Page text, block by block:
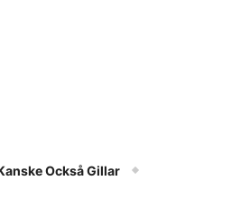
Också Gillar